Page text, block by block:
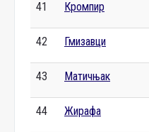
41 Кромпир
42 Гмизавци
43 Матичњак
44 Жирафа